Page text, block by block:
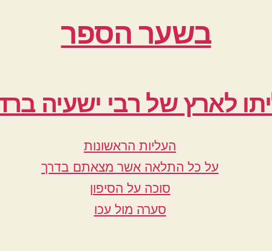
בשער הספר
לארץ של רבי ישעיה
העליות הראשונות
על כל התלאה אשר מצאתם בדרך
סוכה על הסיפון
סערה מול עכו